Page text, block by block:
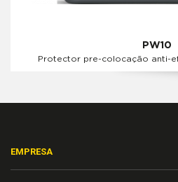
PW10
Protector pre-colocação anti-
EMPRESA